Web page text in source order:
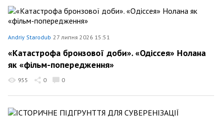
Andriy Starodub 27 липня 2026 15:51
«Катастрофа бронзової доби». «Одіссея» Нолана
як «фільм-попередження»
955 0 0